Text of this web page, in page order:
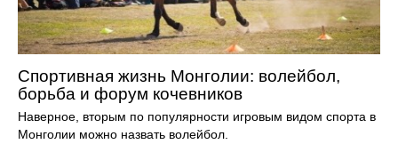
Спортивная жизнь Монголии: волейбол,
борьба и форум кочевников
Наверное, вторым по популярности игровым видом спорта в
Монголии можно назвать волейбол.